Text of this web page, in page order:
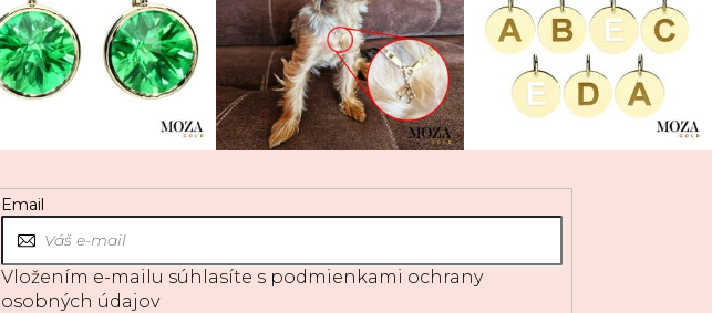
Email
Vložením e-mailu súhlasíte s podmienkami ochrany
osobných údajov